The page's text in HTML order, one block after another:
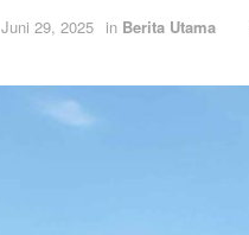
Juni 29, 2025 in Berita Utama